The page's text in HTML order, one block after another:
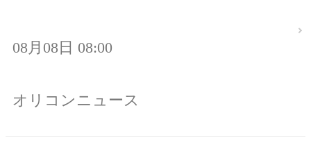
08月08日 08:00
オリコンニュース